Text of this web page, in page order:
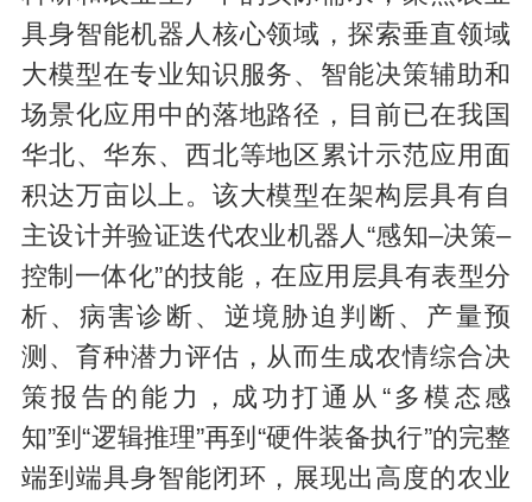
具身智能机器人核心领域，探索垂直领域
大模型在专业知识服务、智能决策辅助和
场景化应用中的落地路径，目前已在我国
华北、华东、西北等地区累计示范应用面
积达万亩以上。该大模型在架构层具有自
主设计并验证迭代农业机器人“感知–决策–
控制一体化”的技能，在应用层具有表型分
析、病害诊断、逆境胁迫判断、产量预
测、育种潜力评估，从而生成农情综合决
策报告的能力，成功打通从“多模态感
知”到“逻辑推理”再到“硬件装备执行”的完整
端到端具身智能闭环，展现出高度的农业